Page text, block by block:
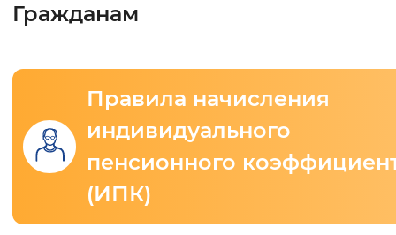
Интервал между буквами
Нормальный
Гражданам
Правила начисления
индивидуального
пенсионного
(ИПК)